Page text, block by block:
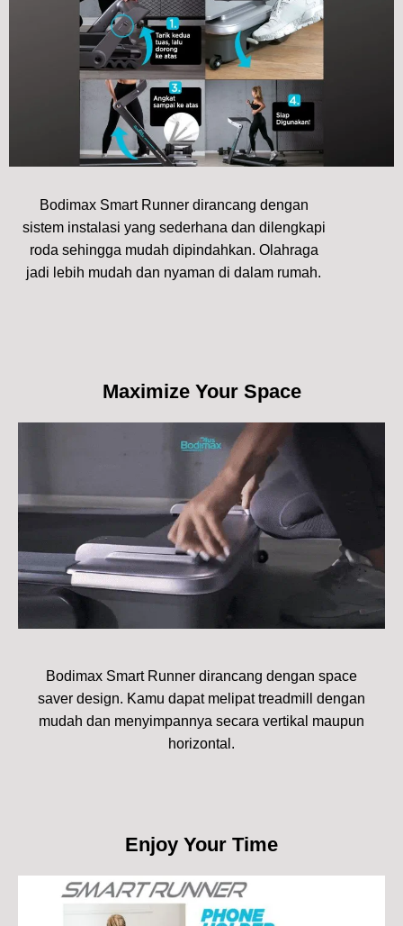
Bodimax Smart Runner dirancang dengan
sistem instalasi yang sederhana dan dilengkapi
roda sehingga mudah dipindahkan. Olahraga
jadi lebih mudah dan nyaman di dalam rumah.
Maximize Your Space
Bodimax Smart Runner dirancang dengan space
saver design. Kamu dapat melipat treadmill dengan
mudah dan menyimpannya secara vertikal maupun
horizontal.
Enjoy Your Time